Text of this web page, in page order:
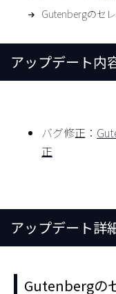
Gutenbergのセ
アップデート内
バグ修正：
正
アップデート詳
Gutenbergの